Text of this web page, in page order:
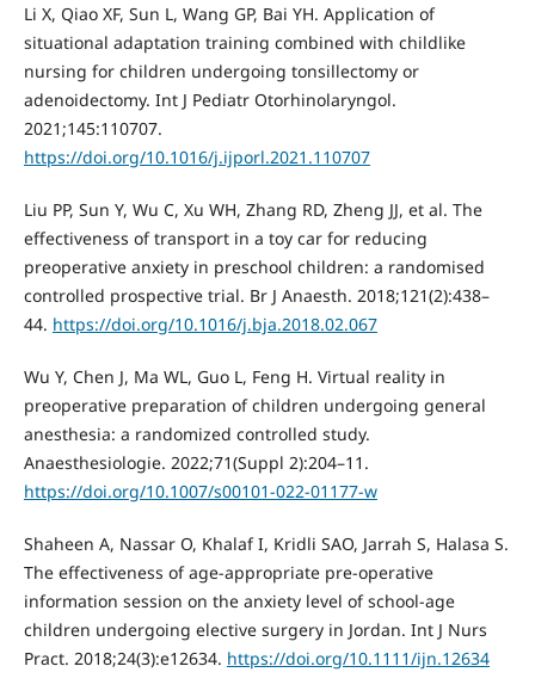
Li X, Qiao XF, Sun L, Wang GP, Bai YH. Application of
situational adaptation training combined with childlike
nursing for children undergoing tonsillectomy or
adenoidectomy. Int J Pediatr Otorhinolaryngol.
2021;145:110707.
https://doi.org/10.1016/j.ijporl.2021.110707
Liu PP, Sun Y, Wu C, Xu WH, Zhang RD, Zheng JJ, et al. The
effectiveness of transport in a toy car for reducing
preoperative anxiety in preschool children: a randomised
controlled prospective trial. Br J Anaesth. 2018;121(2):438–
44. https://doi.org/10.1016/j.bja.2018.02.067
Wu Y, Chen J, Ma WL, Guo L, Feng H. Virtual reality in
preoperative preparation of children undergoing general
anesthesia: a randomized controlled study.
Anaesthesiologie. 2022;71(Suppl 2):204–11.
https://doi.org/10.1007/s00101-022-01177-w
Shaheen A, Nassar O, Khalaf I, Kridli SAO, Jarrah S, Halasa S.
The effectiveness of age-appropriate pre-operative
information session on the anxiety level of school-age
children undergoing elective surgery in Jordan. Int J Nurs
Pract. 2018;24(3):e12634. https://doi.org/10.1111/ijn.12634